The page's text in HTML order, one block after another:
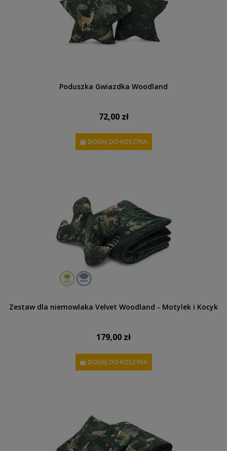
Poduszka Gwiazdka Woodland
72,00 zł
DODAJ DO KOSZYKA
Zestaw dla niemowlaka Velvet Woodland - Motylek i Kocyk
179,00 zł
DODAJ DO KOSZYKA